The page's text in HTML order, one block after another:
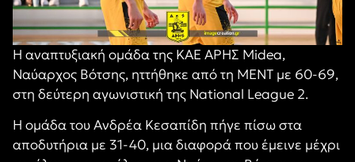
Η αναπτυξιακή ομάδα της ΚΑΕ ΑΡΗΣ Midea,
Ναύαρχος Βότσης, ηττήθηκε από τη ΜΕΝΤ με 60-69,
στη δεύτερη αγωνιστική της National League 2.
Η ομάδα του Ανδρέα Κεσαπίδη πήγε πίσω στα
αποδυτήρια με 31-40, μια διαφορά που έμεινε μέχρι